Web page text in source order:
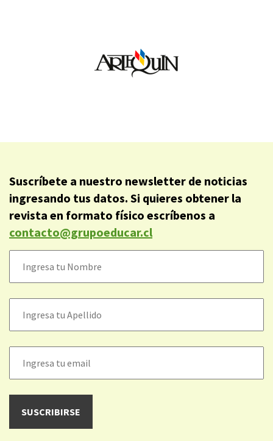
Suscríbete a nuestro newsletter de noticias
ingresando tus datos. Si quieres obtener la
revista en formato físico escríbenos a
contacto@grupoeducar.cl